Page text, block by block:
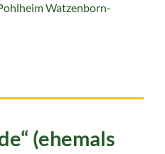
Watzenborn-
(ehemals